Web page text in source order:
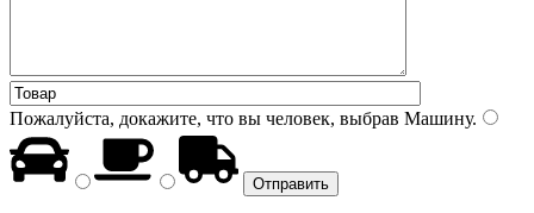
Пожалуйста, докажите, что вы человек, выбрав Машину.